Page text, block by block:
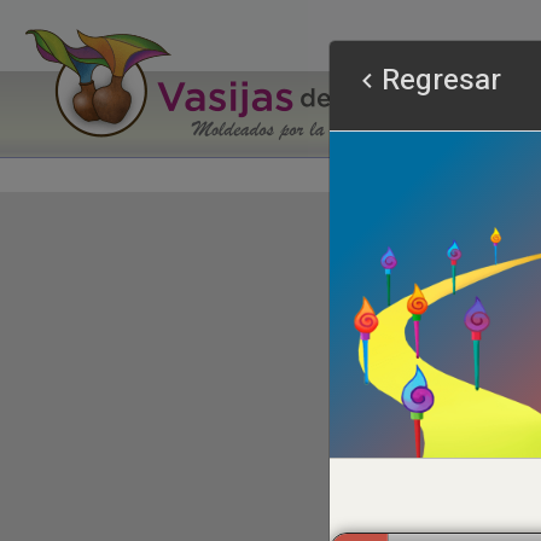
Regresar